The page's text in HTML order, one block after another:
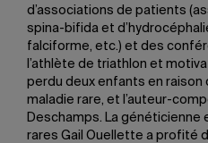
d’associations de patients
spina-bifida et
falciforme, etc.) et des
l’athlète de triathlon et
perdu deux enfants en raison
maladie rare, et l’auteur-
Deschamps. La
rares Gail Ouellette a profité